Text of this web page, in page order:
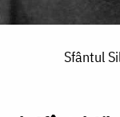
Sfântul